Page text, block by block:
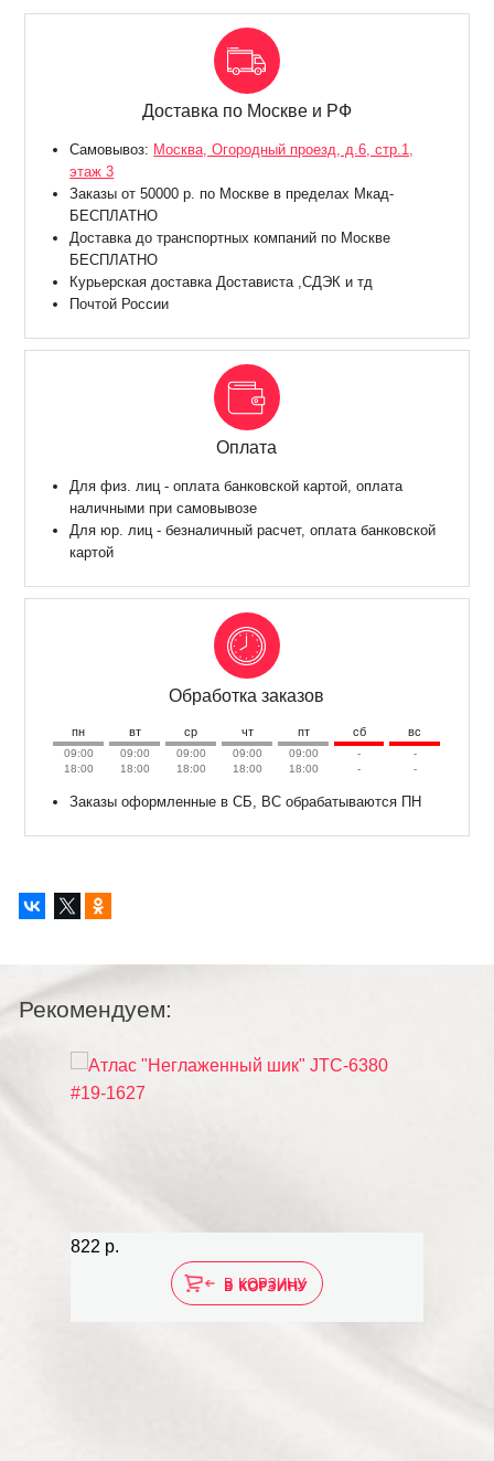
Доставка по Москве и РФ
Самовывоз: Москва, Огородный проезд, д.6, стр.1,
этаж 3
Заказы от 50000 р. по Москве в пределах Мкад-
БЕСПЛАТНО
Доставка до транспортных компаний по Москве
БЕСПЛАТНО
Курьерская доставка Достависта ,СДЭК и тд
Почтой России
Оплата
Для физ. лиц - оплата банковской картой, оплата
наличными при самовывозе
Для юр. лиц - безналичный расчет, оплата банковской
картой
Обработка заказов
пн вт ср чт пт сб вс
09:00
18:00
09:00
18:00
09:00
18:00
09:00
18:00
09:00
18:00
-
-
-
-
Заказы оформленные в СБ, ВС обрабатываются ПН
Рекомендуем:
822 р.
В КОРЗИНУ